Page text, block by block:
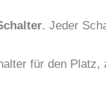
. Jeder
für den